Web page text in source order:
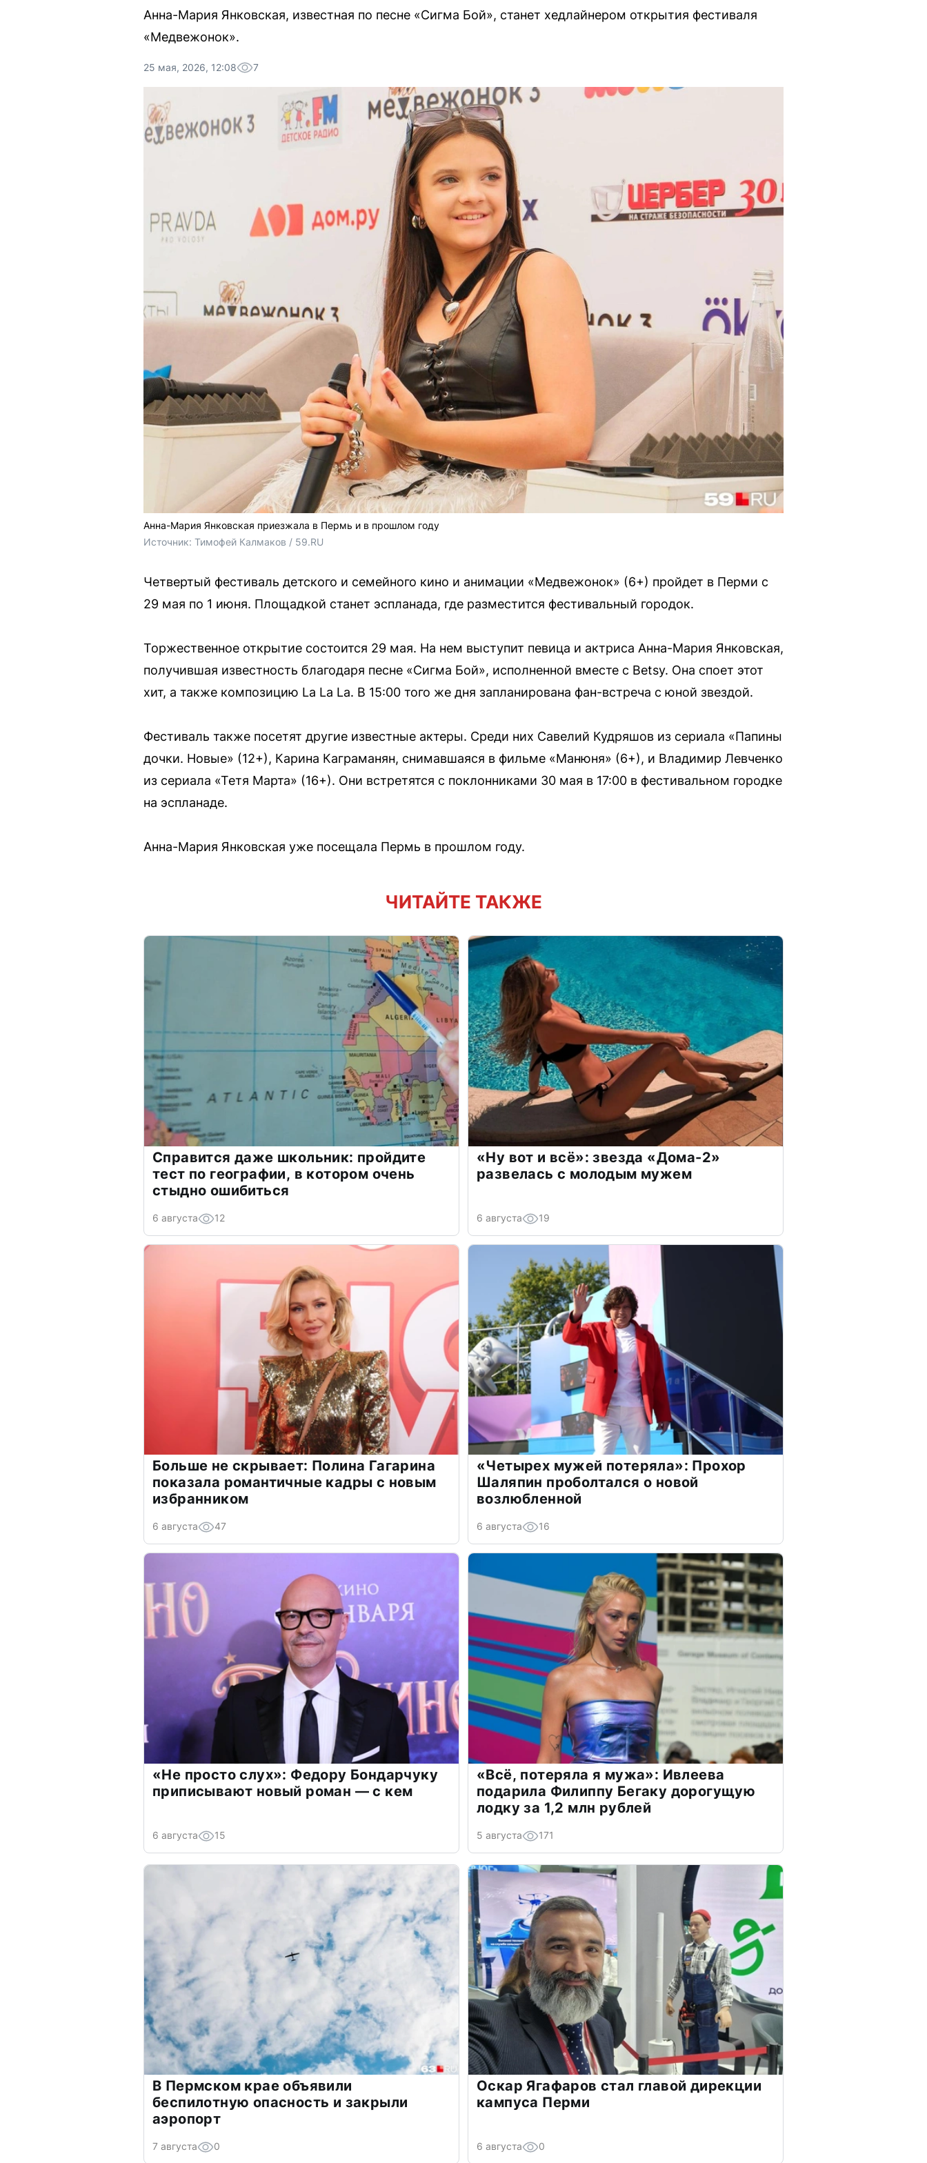
Анна-Мария Янковская, известная по песне «Сигма Бой», станет хедлайнером открытия фестиваля
«Медвежонок».
25 мая, 2026, 12:08 7
Анна-Мария Янковская приезжала в Пермь и в прошлом году
Источник: Тимофей Калмаков / 59.RU
Четвертый фестиваль детского и семейного кино и анимации «Медвежонок» (6+) пройдет в Перми с
29 мая по 1 июня. Площадкой станет эспланада, где разместится фестивальный городок.
Торжественное открытие состоится 29 мая. На нем выступит певица и актриса Анна-Мария Янковская,
получившая известность благодаря песне «Сигма Бой», исполненной вместе с Betsy. Она споет этот
хит, а также композицию La La La. В 15:00 того же дня запланирована фан-встреча с юной звездой.
Фестиваль также посетят другие известные актеры. Среди них Савелий Кудряшов из сериала «Папины
дочки. Новые» (12+), Карина Каграманян, снимавшаяся в фильме «Манюня» (6+), и Владимир Левченко
из сериала «Тетя Марта» (16+). Они встретятся с поклонниками 30 мая в 17:00 в фестивальном городке
на эспланаде.
Анна-Мария Янковская уже посещала Пермь в прошлом году.
ЧИТАЙТЕ ТАКЖЕ
Справится даже школьник: пройдите
тест по географии, в котором очень
стыдно ошибиться
6 августа 12
«Ну вот и всё»: звезда «Дома-2»
развелась с молодым мужем
6 августа 19
Больше не скрывает: Полина Гагарина
показала романтичные кадры с новым
избранником
6 августа 47
«Четырех мужей потеряла»: Прохор
Шаляпин проболтался о новой
возлюбленной
6 августа 16
«Не просто слух»: Федору Бондарчуку
приписывают новый роман — с кем
6 августа 15
«Всё, потеряла я мужа»: Ивлеева
подарила Филиппу Бегаку дорогущую
лодку за 1,2 млн рублей
5 августа 171
В Пермском крае объявили
беспилотную опасность и закрыли
аэропорт
7 августа 0
Оскар Ягафаров стал главой дирекции
кампуса Перми
6 августа 0